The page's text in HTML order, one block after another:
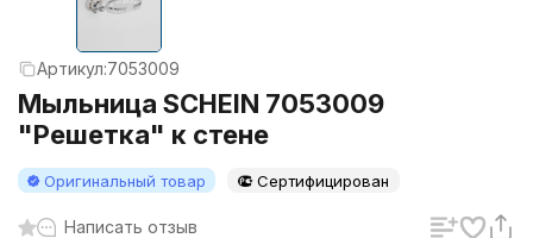
Артикул:7053009
Мыльница SCHEIN 7053009
"Решетка" к стене
Оригинальный товар Сертифицирован
Написать отзыв